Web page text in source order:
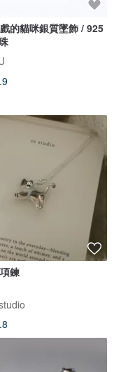
的貓咪銀質墜飾 / 925
鍊